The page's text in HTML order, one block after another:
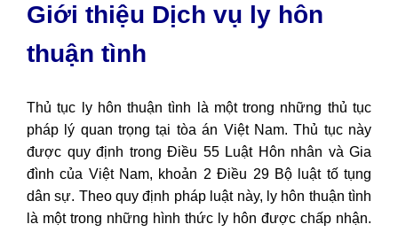
Giới thiệu Dịch vụ ly hôn
thuận tình
Thủ tục ly hôn thuận tình là một trong những thủ tục
pháp lý quan trọng tại tòa án Việt Nam. Thủ tục này
được quy định trong Điều 55 Luật Hôn nhân và Gia
đình của Việt Nam, khoản 2 Điều 29 Bộ luật tố tụng
dân sự. Theo quy định pháp luật này, ly hôn thuận tình
là một trong những hình thức ly hôn được chấp nhận.